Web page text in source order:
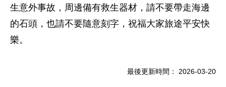
生意外事故，周邊備有救生器材，請不要帶走海邊
的石頭，也請不要隨意刻字，祝福大家旅途平安快
樂。
最後更新時間： 2026-03-20